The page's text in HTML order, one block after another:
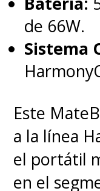
de 66W.
Sistema
Este
a la línea
el portátil
en el